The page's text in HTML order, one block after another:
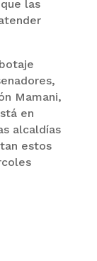
las
Mamani,
en
alcaldías
estos